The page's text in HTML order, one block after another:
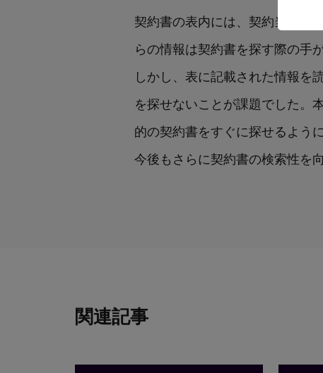
契約書の表内には、契約当事者
らの情報は契約書を探す際の手
しかし、表に記載された情報を
を探せないことが課題でした。
的の契約書をすぐに探せるように
今後もさらに契約書の検索性を
関連記事